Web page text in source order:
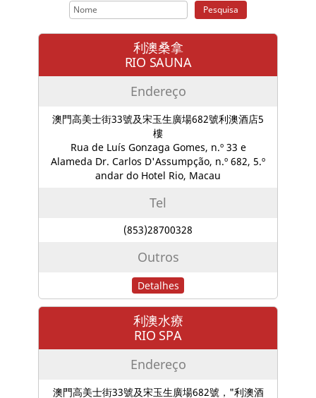
Pesquisa
利澳桑拿
RIO SAUNA
Endereço
澳門高美士街33號及宋玉生廣場682號利澳酒店5
樓
Rua de Luís Gonzaga Gomes, n.º 33 e
Alameda Dr. Carlos D'Assumpção, n.º 682, 5.º
andar do Hotel Rio, Macau
Tel
(853)28700328
Outros
Detalhes
利澳水療
RIO SPA
Endereço
澳門高美士街33號及宋玉生廣場682號，"利澳酒